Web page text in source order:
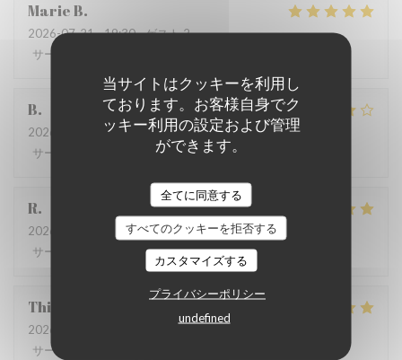
当サイトはクッキーを利用し
ております。お客様自身でク
ッキー利用の設定および管理
ができます。
全てに同意する
すべてのクッキーを拒否する
カスタマイズする
プライバシーポリシー
undefined
MarieB
2026-07-21- 19:30 - ゲスト 2
サービス
B
2026-07-08
- 20:00 - ゲスト 4
サービス
4/5 メニュー: 4
R
2026-06-17
- 13:00 - ゲスト 3
サービス
:4/5 メニュー:5/5 品質-価格
Thierry
2026-06-11
サービス